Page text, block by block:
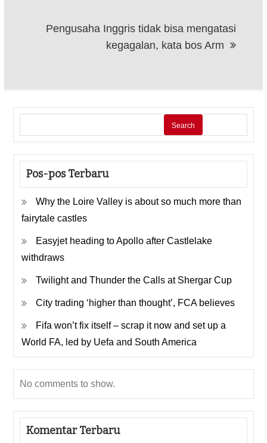
Pengusaha Inggris tidak bisa mengatasi
kegagalan, kata bos Arm
Search
Pos-pos Terbaru
Why the Loire Valley is about so much more than
fairytale castles
Easyjet heading to Apollo after Castlelake
withdraws
Twilight and Thunder the Calls at Shergar Cup
City trading ‘higher than thought’, FCA believes
Fifa won’t fix itself – scrap it now and set up a
World FA, led by Uefa and South America
No comments to show.
Komentar Terbaru